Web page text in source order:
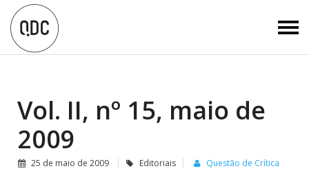
Vol. II, nº 15, maio de
2009
25 de maio de 2009 Editoriais Questão de Crítica